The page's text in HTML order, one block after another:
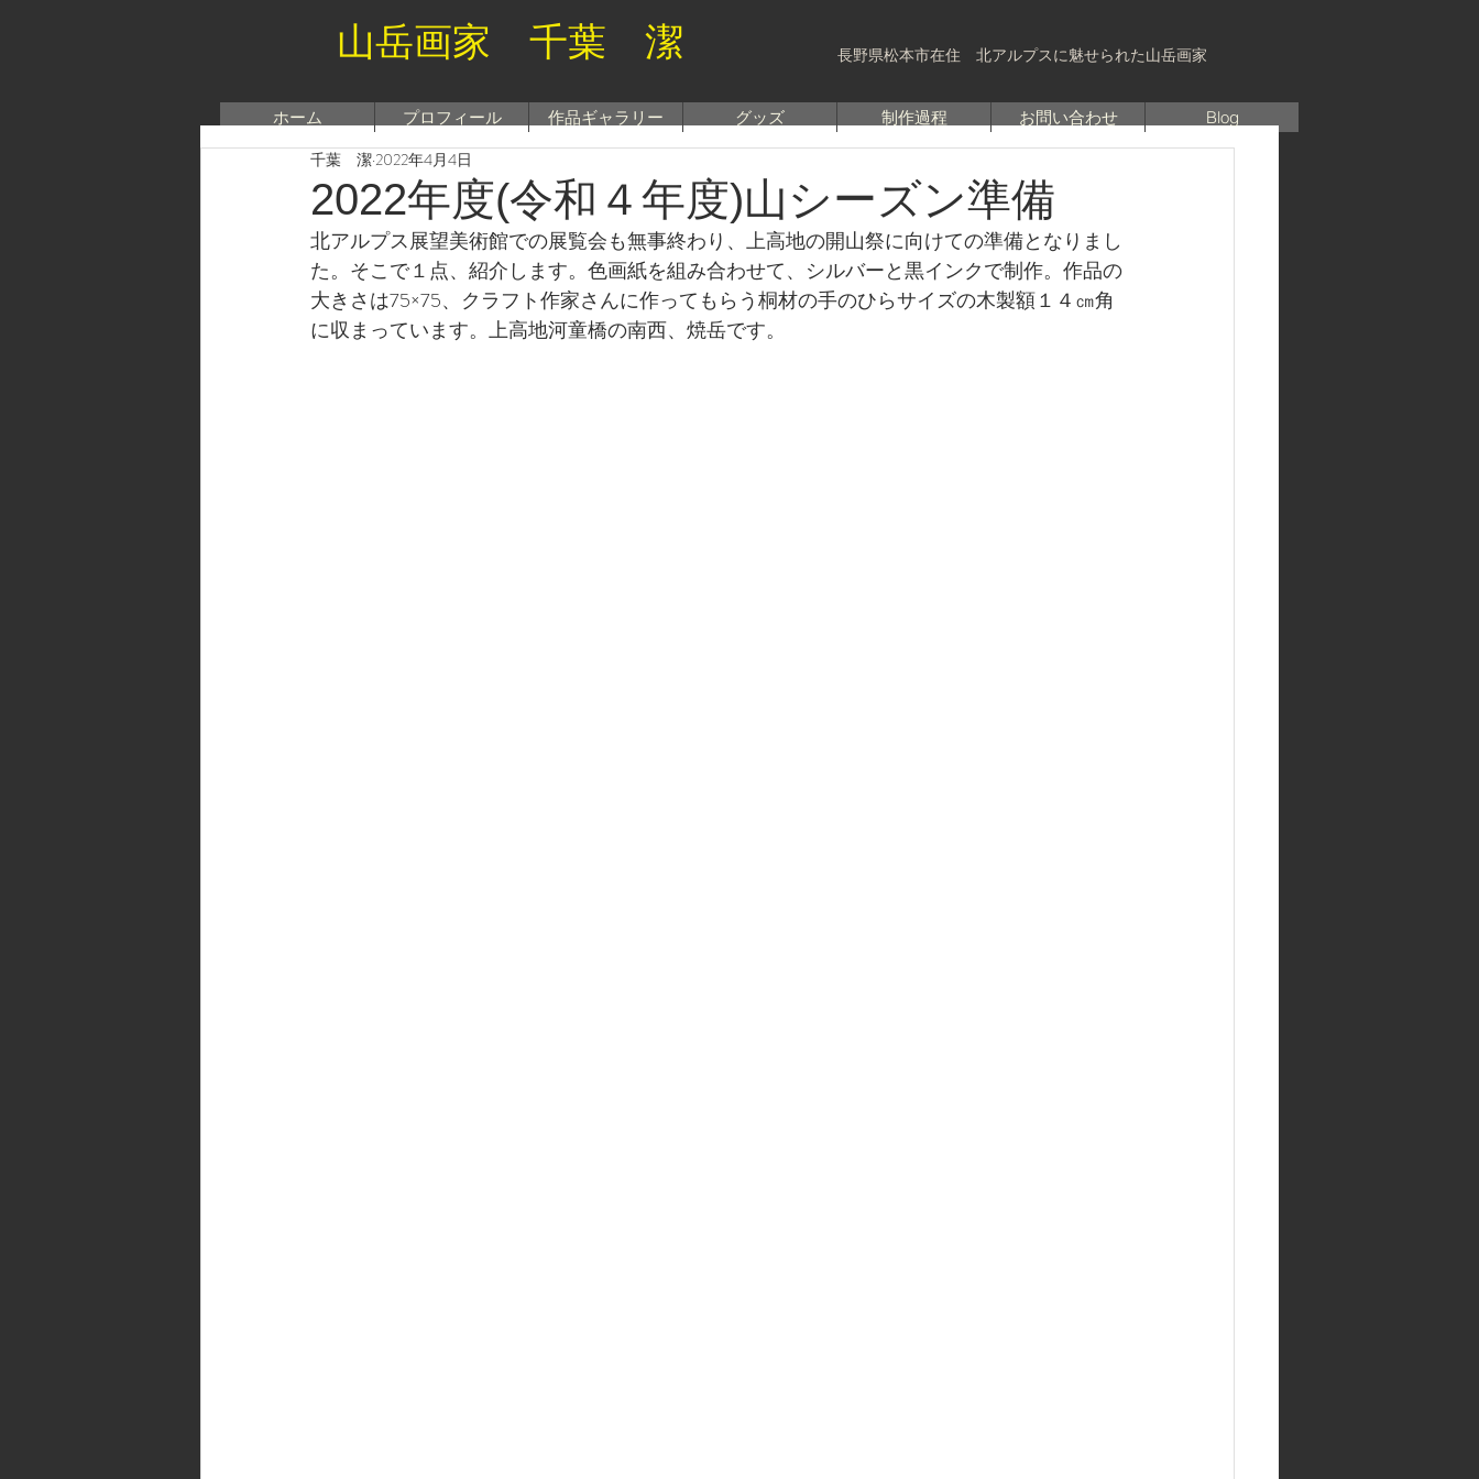
山岳画家 千葉 潔 長野県松本市在住 北アルプスに魅せられた山岳画家
ホーム プロフィール 作品ギャラリー グッズ 制作過程 お問い合わせ Blog
2022年度(令和４年度)山シーズン準備
千葉 潔 2022年4月4日
北アルプス展望美術館での展覧会も無事終わり、上高地の開山祭に向けての準備となりまし
た。そこで１点、紹介します。色画紙を組み合わせて、シルバーと黒インクで制作。作品の
大きさは75×75、クラフト作家さんに作ってもらう桐材の手のひらサイズの木製額１４㎝角
に収まっています。上高地河童橋の南西、焼岳です。